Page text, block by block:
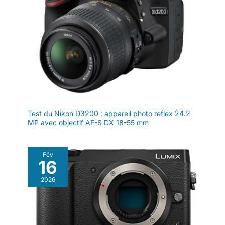
Test du Nikon D3200 : appareil photo reflex 24.2
MP avec objectif AF-S DX 18-55 mm
Fév
16
2026